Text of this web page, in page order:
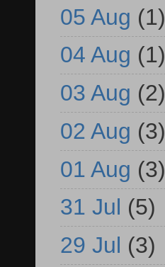
05 Aug (1)
04 Aug (1)
03 Aug (2)
02 Aug (3)
01 Aug (3)
31 Jul (5)
29 Jul (3)